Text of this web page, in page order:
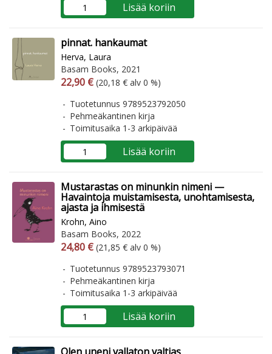
Lisää koriin
pinnat. hankaumat
Herva, Laura
Basam Books, 2021
Arvonlisäverollinen hinta
22,90 € Arvonlisäveroton hinta
(20,18 € alv 0 %)
Tuotetunnus 9789523792050
Pehmeäkantinen kirja
Toimitusaika 1-3 arkipäivää
Lisää koriin
Mustarastas on minunkin nimeni —
Havaintoja muistamisesta, unohtamisesta,
ajasta ja ihmisestä
Krohn, Aino
Basam Books, 2022
Arvonlisäverollinen hinta
24,80 € Arvonlisäveroton hinta
(21,85 € alv 0 %)
Tuotetunnus 9789523793071
Pehmeäkantinen kirja
Toimitusaika 1-3 arkipäivää
Lisää koriin